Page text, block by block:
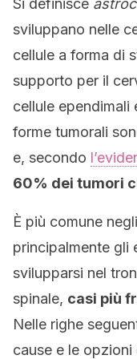
Si definisce
sviluppano nelle
cellule a forma di
supporto per il
cellule
forme tumorali
e, secondo
60% dei tumori
È più comune
principalmente gli
svilupparsi nel
spinale, casi più
Nelle righe
cause e le